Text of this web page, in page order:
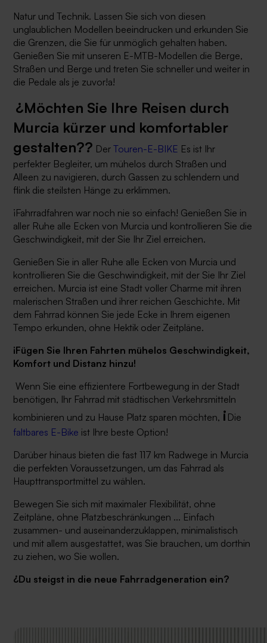
Natur und Technik. Lassen Sie sich von diesen
unglaublichen Modellen beeindrucken und erkunden Sie
die Grenzen, die Sie für unmöglich gehalten haben.
Genießen Sie mit unseren E-MTB-Modellen die Berge,
Straßen und Berge und treten Sie schneller und weiter in
die Pedale als je zuvor!a!
¿Möchten Sie Ihre Reisen durch
Murcia kürzer und komfortabler
gestalten?? DerTouren-E-BIKE Es ist Ihr
perfekter Begleiter, um mühelos durch Straßen und
Alleen zu navigieren, durch Gassen zu schlendern und
flink die steilsten Hänge zu erklimmen.
¡Fahrradfahren war noch nie so einfach! Genießen Sie in
aller Ruhe alle Ecken von Murcia und kontrollieren Sie die
Geschwindigkeit, mit der Sie Ihr Ziel erreichen.
Genießen Sie in aller Ruhe alle Ecken von Murcia und
kontrollieren Sie die Geschwindigkeit, mit der Sie Ihr Ziel
erreichen. Murcia ist eine Stadt voller Charme mit ihren
malerischen Straßen und ihrer reichen Geschichte. Mit
dem Fahrrad können Sie jede Ecke in Ihrem eigenen
Tempo erkunden, ohne Hektik oder Zeitpläne.
¡Fügen Sie Ihren Fahrten mühelos Geschwindigkeit,
Komfort und Distanz hinzu!
Wenn Sie eine effizientere Fortbewegung in der Stadt
benötigen, Ihr Fahrrad mit städtischen Verkehrsmitteln
kombinieren und zu Hause Platz sparen möchten, ¡ Die
faltbares E-Bike ist Ihre beste Option!
Darüber hinaus bieten die fast 117 km Radwege in Murcia
die perfekten Voraussetzungen, um das Fahrrad als
Haupttransportmittel zu wählen.
Bewegen Sie sich mit maximaler Flexibilität, ohne
Zeitpläne, ohne Platzbeschränkungen ... Einfach
zusammen- und auseinanderzuklappen, minimalistisch
und mit allem ausgestattet, was Sie brauchen, um dorthin
zu ziehen, wo Sie wollen.
¿Du steigst in die neue Fahrradgeneration ein?